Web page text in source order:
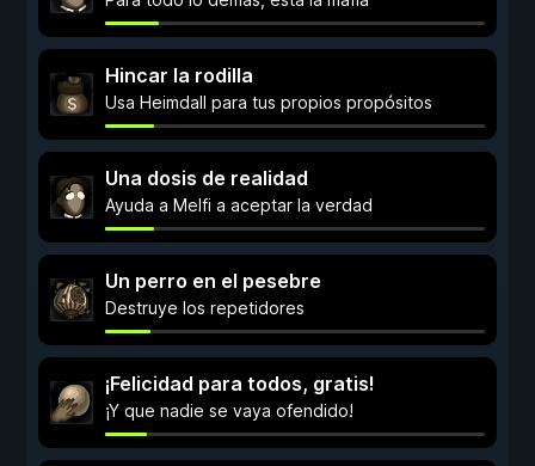
Hincar la rodilla
Usa Heimdall para tus propios propósitos
Una dosis de realidad
Ayuda a Melfi a aceptar la verdad
Un perro en el pesebre
Destruye los repetidores
¡Felicidad para todos, gratis!
¡Y que nadie se vaya ofendido!